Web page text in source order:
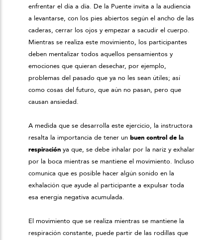
enfrentar el día a día. De la Puente invita a la audiencia
a levantarse, con los pies abiertos según el ancho de las
caderas, cerrar los ojos y empezar a sacudir el cuerpo.
Mientras se realiza este movimiento, los participantes
deben mentalizar todos aquellos pensamientos y
emociones que quieran desechar, por ejemplo,
problemas del pasado que ya no les sean útiles; así
como cosas del futuro, que aún no pasan, pero que
causan ansiedad.
A medida que se desarrolla este ejercicio, la instructora
resalta la importancia de tener un buen control de la
respiraciónya que, se debe inhalar por la nariz y exhalar
por la boca mientras se mantiene el movimiento. Incluso
comunica que es posible hacer algún sonido en la
exhalación que ayude al participante a expulsar toda
esa energía negativa acumulada.
El movimiento que se realiza mientras se mantiene la
respiración constante, puede partir de las rodillas que